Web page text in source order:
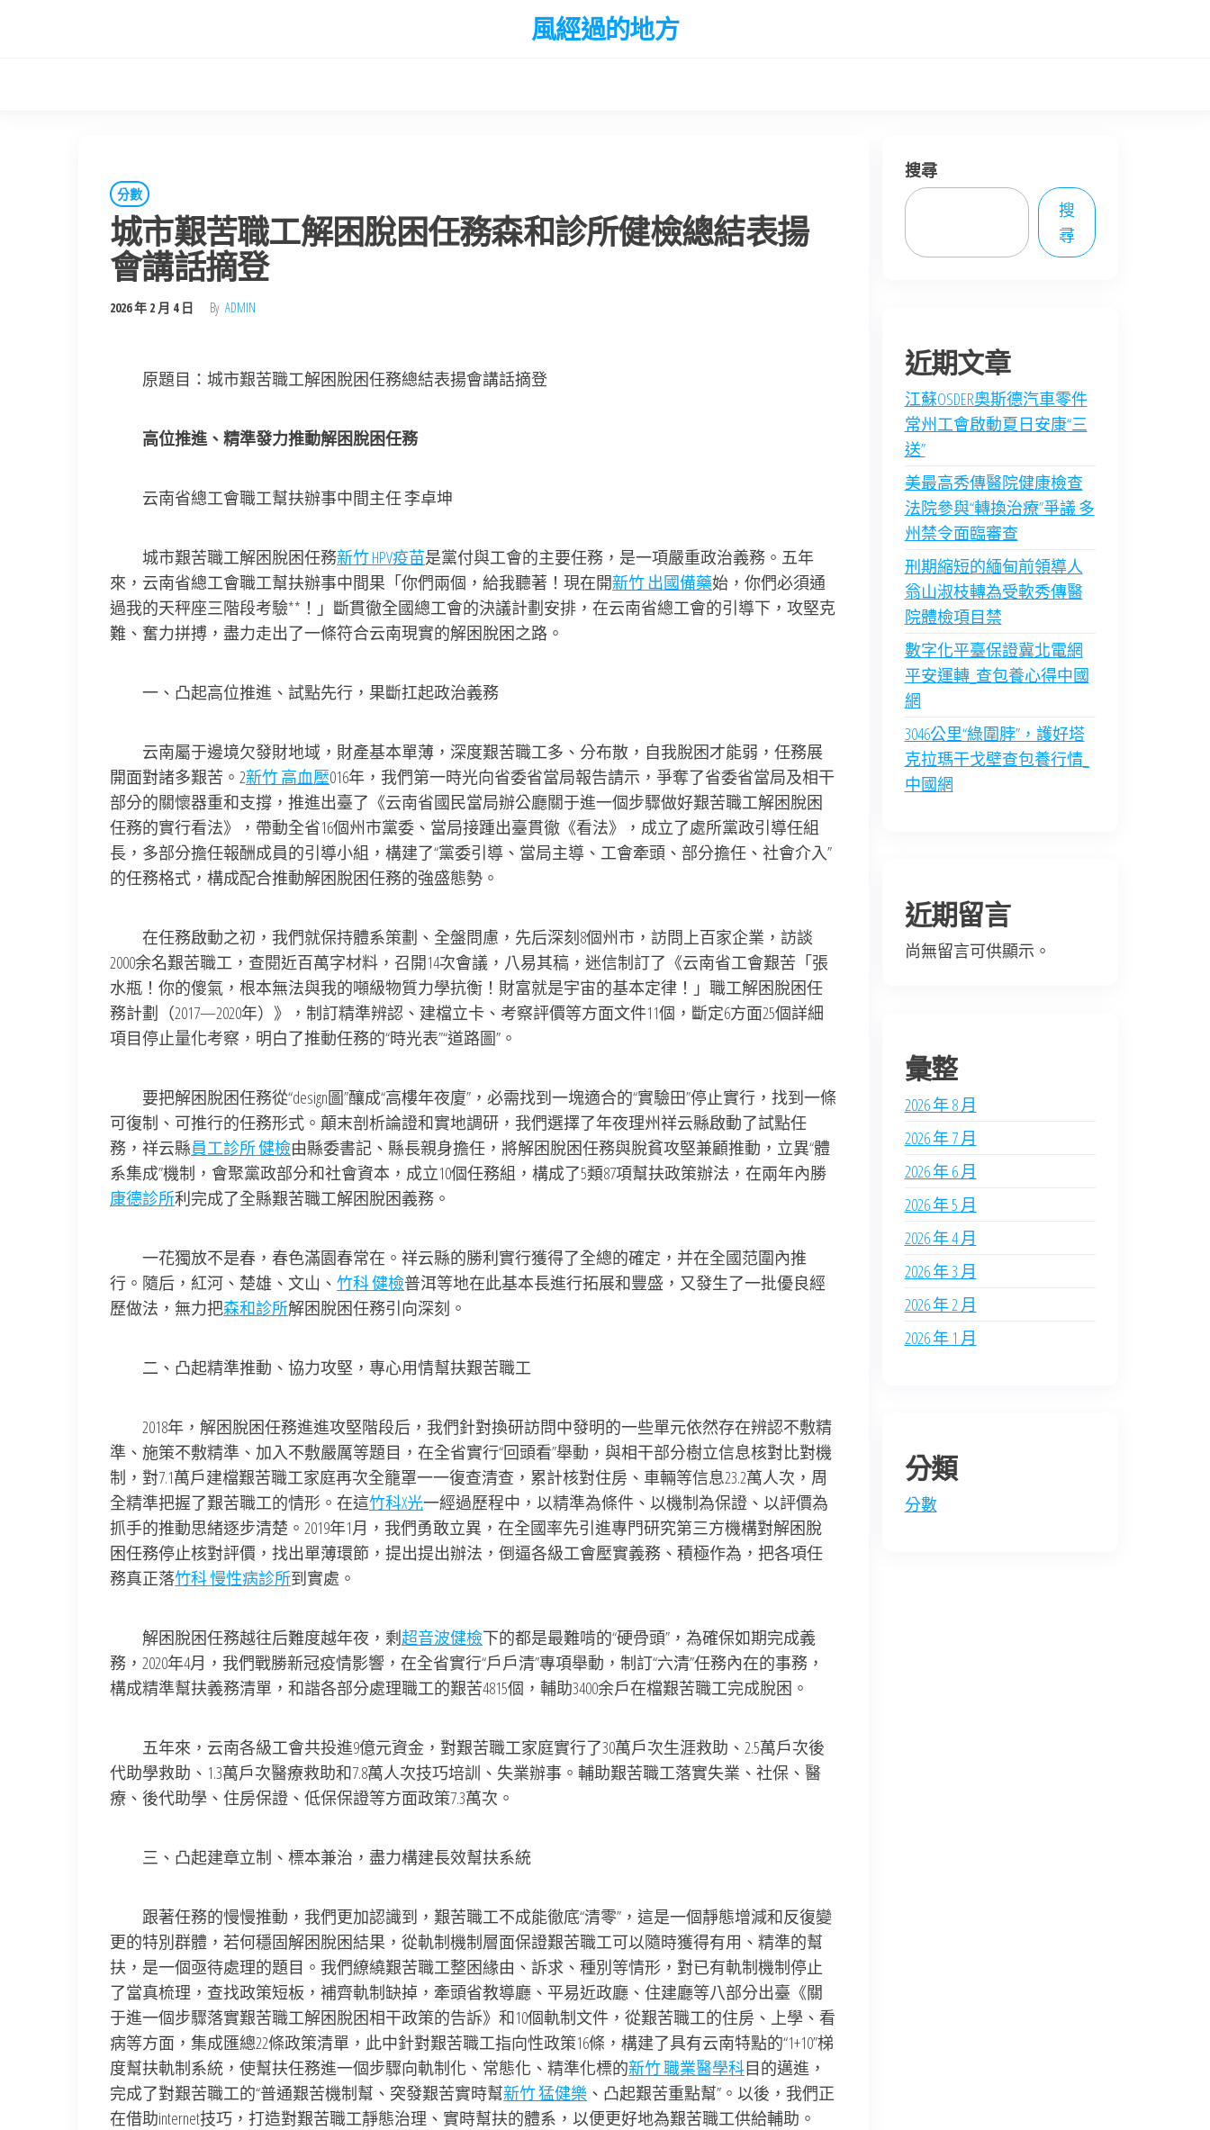
風經過的地方
分數
城市艱苦職工解困脫困任務森和診所健檢總結表揚
會講話摘登
2026 年 2 月 4 日 By ADMIN
原題目：城市艱苦職工解困脫困任務總結表揚會講話摘登
高位推進、精準發力推動解困脫困任務
云南省總工會職工幫扶辦事中間主任 李卓坤
城市艱苦職工解困脫困任務新竹 HPV疫苗是黨付與工會的主要任務，是一項嚴重政治義務。五年
來，云南省總工會職工幫扶辦事中間果「你們兩個，給我聽著！現在開新竹 出國備藥始，你們必須通
過我的天秤座三階段考驗**！」斷貫徹全國總工會的決議計劃安排，在云南省總工會的引導下，攻堅克
難、奮力拼搏，盡力走出了一條符合云南現實的解困脫困之路。
一、凸起高位推進、試點先行，果斷扛起政治義務
云南屬于邊境欠發財地域，財產基本單薄，深度艱苦職工多、分布散，自我脫困才能弱，任務展
開面對諸多艱苦。2新竹 高血壓016年，我們第一時光向省委省當局報告請示，爭奪了省委省當局及相干
部分的關懷器重和支撐，推進出臺了《云南省國民當局辦公廳關于進一個步驟做好艱苦職工解困脫困
任務的實行看法》，帶動全省16個州市黨委、當局接踵出臺貫徹《看法》，成立了處所黨政引導任組
長，多部分擔任報酬成員的引導小組，構建了“黨委引導、當局主導、工會牽頭、部分擔任、社會介入”
的任務格式，構成配合推動解困脫困任務的強盛態勢。
在任務啟動之初，我們就保持體系策劃、全盤問慮，先后深刻8個州市，訪問上百家企業，訪談
2000余名艱苦職工，查閱近百萬字材料，召開14次會議，八易其稿，迷信制訂了《云南省工會艱苦「張
水瓶！你的傻氣，根本無法與我的噸級物質力學抗衡！財富就是宇宙的基本定律！」職工解困脫困任
務計劃（2017—2020年）》，制訂精準辨認、建檔立卡、考察評價等方面文件11個，斷定6方面25個詳細
項目停止量化考察，明白了推動任務的“時光表”“道路圖”。
要把解困脫困任務從“design圖”釀成“高樓年夜廈”，必需找到一塊適合的“實驗田”停止實行，找到一條
可復制、可推行的任務形式。顛末剖析論證和實地調研，我們選擇了年夜理州祥云縣啟動了試點任
務，祥云縣員工診所 健檢由縣委書記、縣長親身擔任，將解困脫困任務與脫貧攻堅兼顧推動，立異“體
系集成”機制，會聚黨政部分和社會資本，成立10個任務組，構成了5類87項幫扶政策辦法，在兩年內勝
康德診所利完成了全縣艱苦職工解困脫困義務。
一花獨放不是春，春色滿園春常在。祥云縣的勝利實行獲得了全總的確定，并在全國范圍內推
行。隨后，紅河、楚雄、文山、 竹科 健檢普洱等地在此基本長進行拓展和豐盛，又發生了一批優良經
歷做法，無力把森和診所解困脫困任務引向深刻。
二、凸起精準推動、協力攻堅，專心用情幫扶艱苦職工
2018年，解困脫困任務進進攻堅階段后，我們針對換研訪問中發明的一些單元依然存在辨認不敷精
準、施策不敷精準、加入不敷嚴厲等題目，在全省實行“回頭看”舉動，與相干部分樹立信息核對比對機
制，對7.1萬戶建檔艱苦職工家庭再次全籠罩一一復查清查，累計核對住房、車輛等信息23.2萬人次，周
全精準把握了艱苦職工的情形。在這竹科X光一經過歷程中，以精準為條件、以機制為保證、以評價為
抓手的推動思緒逐步清楚。2019年1月，我們勇敢立異，在全國率先引進專門研究第三方機構對解困脫
困任務停止核對評價，找出單薄環節，提出提出辦法，倒逼各級工會壓實義務、積極作為，把各項任
務真正落竹科 慢性病診所到實處。
解困脫困任務越往后難度越年夜，剩超音波健檢下的都是最難啃的“硬骨頭”，為確保如期完成義
務，2020年4月，我們戰勝新冠疫情影響，在全省實行“戶戶清”專項舉動，制訂“六清”任務內在的事務，
構成精準幫扶義務清單，和諧各部分處理職工的艱苦4815個，輔助3400余戶在檔艱苦職工完成脫困。
五年來，云南各級工會共投進9億元資金，對艱苦職工家庭實行了30萬戶次生涯救助、2.5萬戶次後
代助學救助、1.3萬戶次醫療救助和7.8萬人次技巧培訓、失業辦事。輔助艱苦職工落實失業、社保、醫
療、後代助學、住房保證、低保保證等方面政策7.3萬次。
三、凸起建章立制、標本兼治，盡力構建長效幫扶系統
跟著任務的慢慢推動，我們更加認識到，艱苦職工不成能徹底“清零”，這是一個靜態增減和反復變
更的特別群體，若何穩固解困脫困結果，從軌制機制層面保證艱苦職工可以隨時獲得有用、精準的幫
扶，是一個亟待處理的題目。我們繚繞艱苦職工整困緣由、訴求、種別等情形，對已有軌制機制停止
了當真梳理，查找政策短板，補齊軌制缺掉，牽頭省教導廳、平易近政廳、住建廳等八部分出臺《關
于進一個步驟落實艱苦職工解困脫困相干政策的告訴》和10個軌制文件，從艱苦職工的住房、上學、看
病等方面，集成匯總22條政策清單，此中針對艱苦職工指向性政策16條，構建了具有云南特點的“1+10”梯
度幫扶軌制系統，使幫扶任務進一個步驟向軌制化、常態化、精準化標的新竹 職業醫學科目的邁進，
完成了對艱苦職工的“普通艱苦機制幫、突發艱苦實時幫新竹 猛健樂 、凸起艱苦重點幫”。以後，我們正
在借助internet技巧，打造對艱苦職工靜態治理、實時幫扶的體系，以便更好地為艱苦職工供給輔助。
搜尋
搜
尋
近期文章
江蘇OSDER奧斯德汽車零件
常州工會啟動夏日安康“三
送”
美最高秀傳醫院健康檢查
法院參與“轉換治療”爭議 多
州禁令面臨審查
刑期縮短的緬甸前領導人
翁山淑枝轉為受軟秀傳醫
院體檢項目禁
數字化平臺保證冀北電網
平安運轉_查包養心得中國
網
3046公里“綠圍脖”，護好塔
克拉瑪干戈壁查包養行情_
中國網
近期留言
尚無留言可供顯示。
彙整
2026 年 8 月
2026 年 7 月
2026 年 6 月
2026 年 5 月
2026 年 4 月
2026 年 3 月
2026 年 2 月
2026 年 1 月
分類
分數